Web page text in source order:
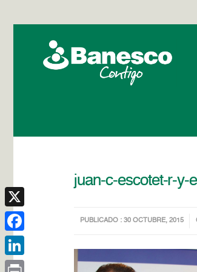
juan-c-escotet-r-y-
PUBLICADO : 30 OCTUBRE, 2015
X
Facebook
LinkedIn